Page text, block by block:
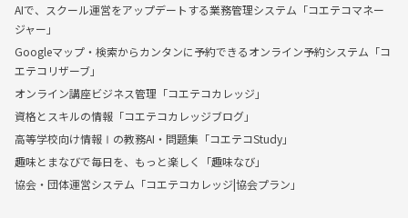
AIで、スクール運営をアップデートする業務管理システム「コエテコマネー
ジャー」
Googleマップ・検索からカンタンに予約できるオンライン予約システム「コ
エテコリザーブ」
オンライン講座ビジネス管理「コエテコカレッジ」
資格とスキルの情報「コエテコカレッジブログ」
高等学校向け情報Ⅰの教務AI・問題集「コエテコStudy」
趣味とまなびで毎日を、もっと楽しく「趣味なび」
協会・団体運営システム「コエテコカレッジ|協会プラン」